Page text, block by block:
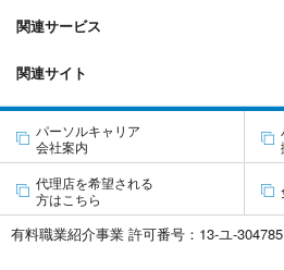
関連サービス
関連サイト
パーソルキャリア
会社案内
代理店を希望される
方はこちら
有料職業紹介事業 許可番号：13-ユ-304785